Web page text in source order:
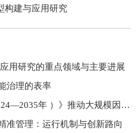
构建与应用研究
用研究的重点领域与主要进展
治理的表率
教育强国建设规划纲要（ 2024—2035年 ）》推动大规模因材施教
准管理：运行机制与创新路向